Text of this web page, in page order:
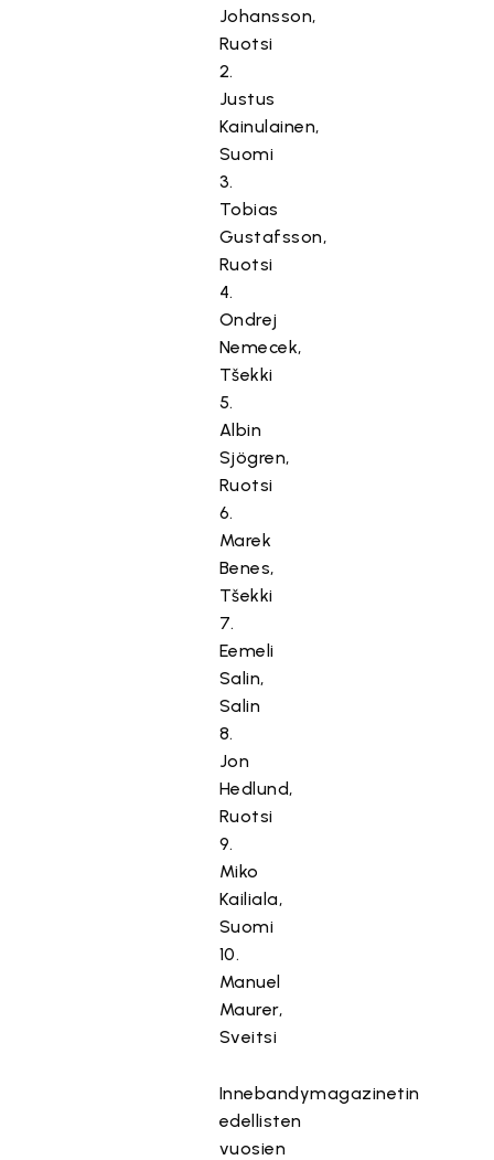
Johansson,
Ruotsi
2.
Justus
Kainulainen,
Suomi
3.
Tobias
Gustafsson,
Ruotsi
4.
Ondrej
Nemecek,
Tšekki
5.
Albin
Sjögren,
Ruotsi
6.
Marek
Benes,
Tšekki
7.
Eemeli
Salin,
Salin
8.
Jon
Hedlund,
Ruotsi
9.
Miko
Kailiala,
Suomi
10.
Manuel
Maurer,
Sveitsi
Innebandymagazinetin
edellisten
vuosien